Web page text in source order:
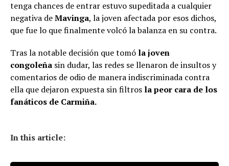
tenga chances de entrar estuvo supeditada a cualquier
negativa deMavinga, la joven afectada por esos dichos,
que fue lo que finalmente volcó la balanza en su contra.
Tras la notable decisión que tomó la joven
congoleña sin dudar, las redes se llenaron de insultos y
comentarios de odio de manera indiscriminada contra
ella que dejaron expuesta sin filtros la peor cara de los
fanáticos de Carmiña.
In this article: